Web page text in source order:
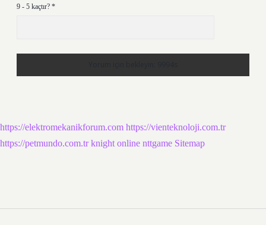
9 - 5 kaçtır? *
https://elektromekanikforum.com https://vienteknoloji.com.tr
https://petmundo.com.tr knight online nttgame Sitemap